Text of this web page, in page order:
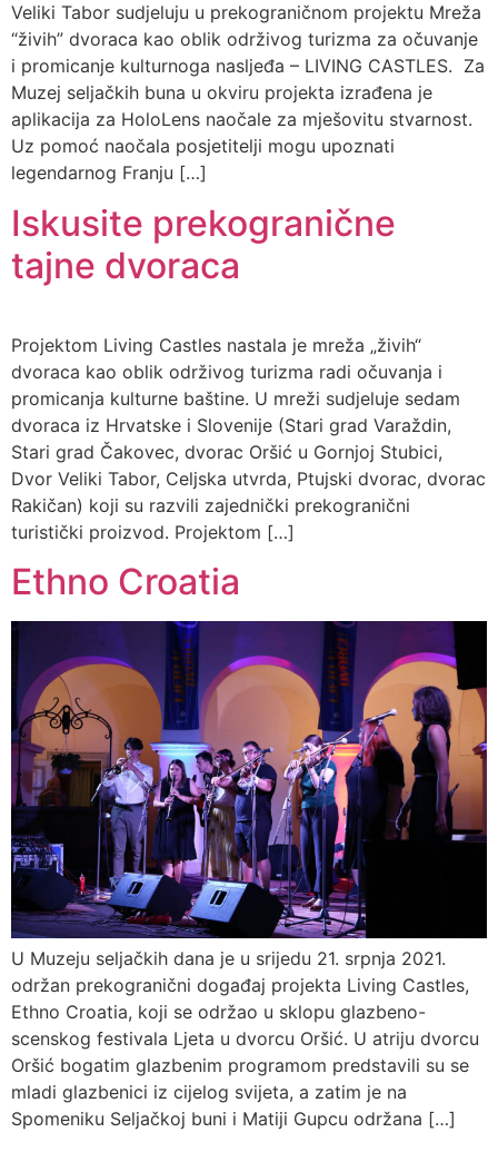
Veliki Tabor sudjeluju u prekograničnom projektu Mreža
“živih” dvoraca kao oblik održivog turizma za očuvanje
i promicanje kulturnoga nasljeđa – LIVING CASTLES. Za
Muzej seljačkih buna u okviru projekta izrađena je
aplikacija za HoloLens naočale za mješovitu stvarnost.
Uz pomoć naočala posjetitelji mogu upoznati
legendarnog Franju […]
Iskusite prekogranične
tajne dvoraca
Projektom Living Castles nastala je mreža „živih“
dvoraca kao oblik održivog turizma radi očuvanja i
promicanja kulturne baštine. U mreži sudjeluje sedam
dvoraca iz Hrvatske i Slovenije (Stari grad Varaždin,
Stari grad Čakovec, dvorac Oršić u Gornjoj Stubici,
Dvor Veliki Tabor, Celjska utvrda, Ptujski dvorac, dvorac
Rakičan) koji su razvili zajednički prekogranični
turistički proizvod. Projektom […]
Ethno Croatia
U Muzeju seljačkih dana je u srijedu 21. srpnja 2021.
održan prekogranični događaj projekta Living Castles,
Ethno Croatia, koji se održao u sklopu glazbeno-
scenskog festivala Ljeta u dvorcu Oršić. U atriju dvorcu
Oršić bogatim glazbenim programom predstavili su se
mladi glazbenici iz cijelog svijeta, a zatim je na
Spomeniku Seljačkoj buni i Matiji Gupcu održana […]